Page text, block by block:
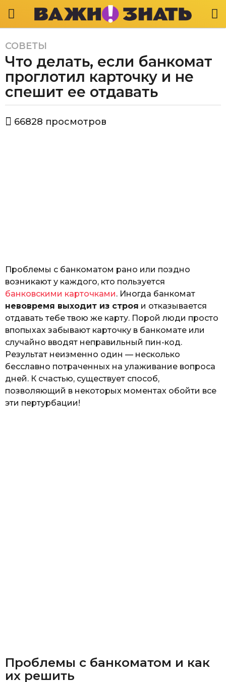
3
г
д
а
g
СОВЕТЫ
Что делать, если банкомат
проглотил карточку и не
спешит ее отдавать
в
66828 просмотров
Проблемы с банкоматом рано или поздно
возникают у каждого, кто пользуется
банковскими карточками. Иногда банкомат
невовремя выходит из строя и отказывается
отдавать тебе твою же карту. Порой люди просто
впопыхах забывают карточку в банкомате или
случайно вводят неправильный пин-код.
Результат неизменно один — несколько
бесславно потраченных на улаживание вопроса
дней. К счастью, существует способ,
позволяющий в некоторых моментах обойти все
эти пертурбации!
Проблемы с банкоматом и как
их решить